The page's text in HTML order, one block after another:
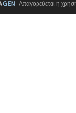
Απαγορεύεται η